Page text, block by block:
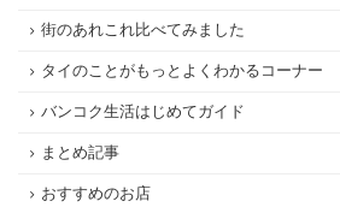
街のあれこれ比べてみました
タイのことがもっとよくわかるコーナー
バンコク生活はじめてガイド
まとめ記事
おすすめのお店